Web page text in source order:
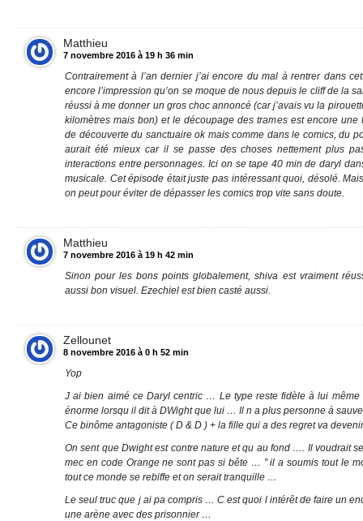
Matthieu
7 novembre 2016 à 19 h 36 min
Contrairement à l’an dernier j’ai encore du mal à rentrer dans
encore l’impression qu’on se moque de nous depuis le cliff de la
réussi à me donner un gros choc annoncé (car j’avais vu la
kilomètres mais bon) et le découpage des trames est encore une
de découverte du sanctuaire ok mais comme dans le comics, du
aurait été mieux car il se passe des choses nettement plus
interactions entre personnages. Ici on se tape 40 min de daryl
musicale. Cet épisode était juste pas intéressant quoi, désolé.
on peut pour éviter de dépasser les comics trop vite sans doute.
Matthieu
7 novembre 2016 à 19 h 42 min
Sinon pour les bons points globalement, shiva est vraiment
aussi bon visuel. Ezechiel est bien casté aussi.
Zellounet
8 novembre 2016 à 0 h 52 min
Yop
J ai bien aimé ce Daryl centric … Le type reste fidèle à lui
énorme lorsqu il dit à DWight que lui … Il n a plus personne à
Ce binôme antagoniste ( D & D ) + la fille qui a des regret va
On sent que Dwight est contre nature et qu au fond …. Il voudrait
mec en code Orange ne sont pas si bête … ” il a soumis tout le
tout ce monde se rebiffe et on serait tranquille …
Le seul truc que j ai pa compris … C est quoi l intérêt de faire un
une arène avec des prisonnier …